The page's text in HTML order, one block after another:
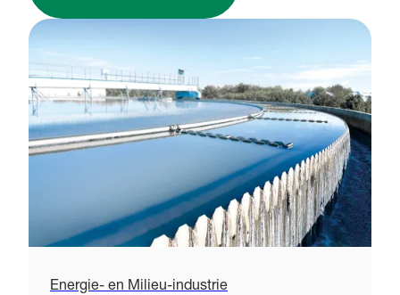
Energie- en Milieu-industrie